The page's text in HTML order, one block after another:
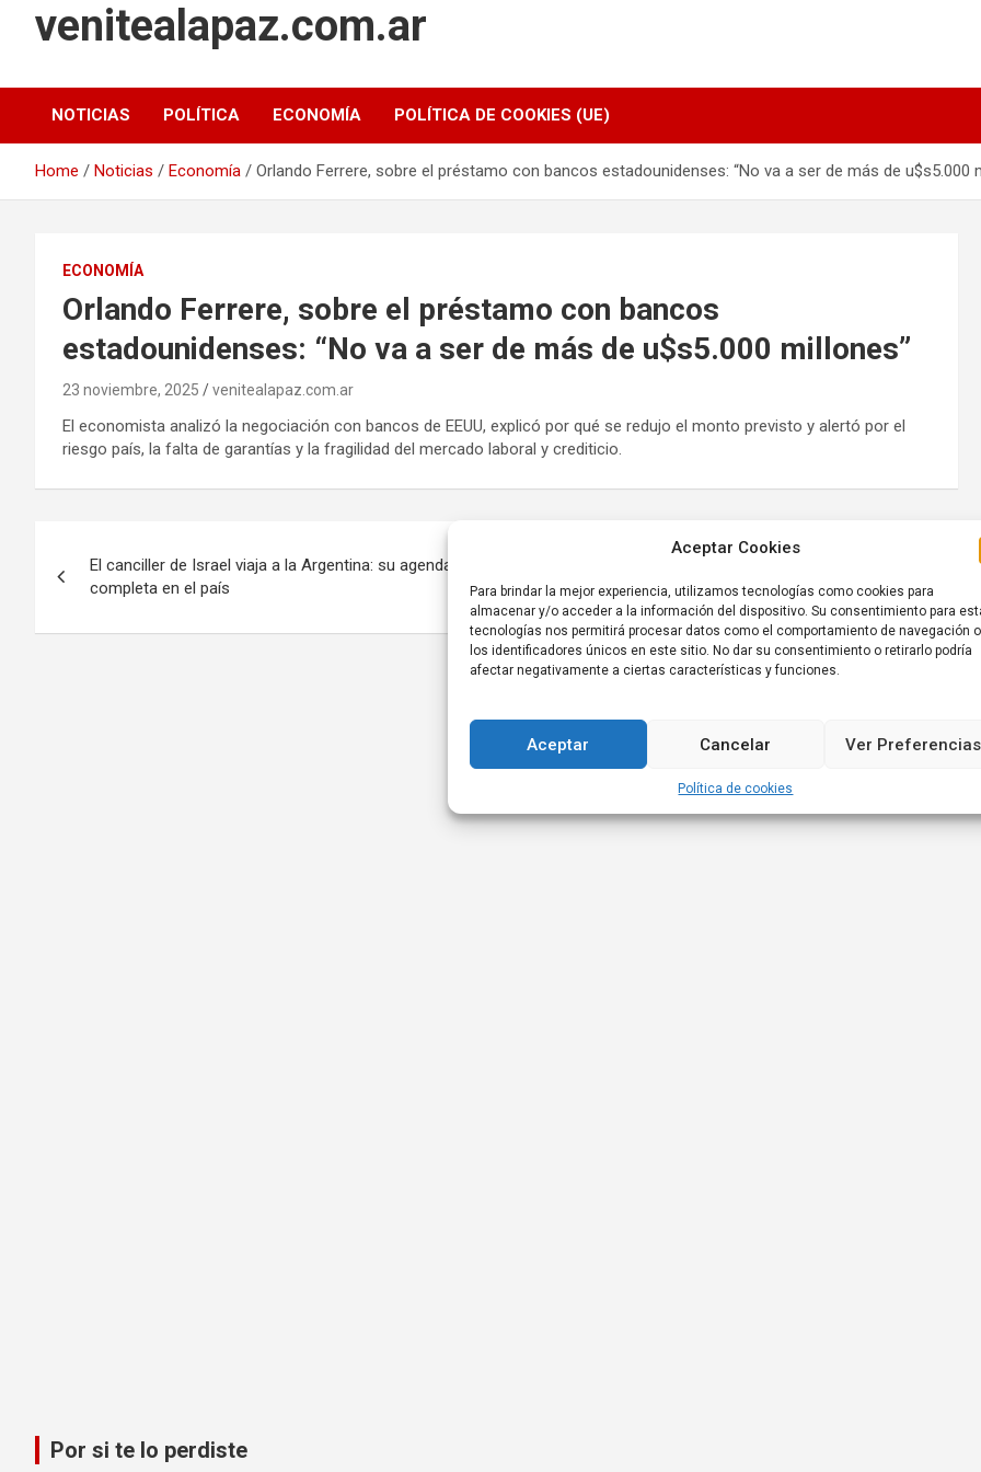
Aceptar Cookies
Para brindar la mejor experiencia, utilizamos tecnologías como cookies para
almacenar y/o acceder a la información del dispositivo. Su consentimiento para
tecnologías nos permitirá procesar datos como el comportamiento de navegación o
los identificadores únicos en este sitio. No dar su consentimiento o retirarlo podría
afectar negativamente a ciertas características y funciones.
Aceptar Cancelar Ver Preferencias
Política de cookies
venitealapaz.com.ar
NOTICIAS POLÍTICA ECONOMÍA POLÍTICA DE COOKIES (UE)
Home Noticias Economía Orlando Ferrere, sobre el préstamo con bancos estadounidenses: “No va a ser de más de u$s5.000
ECONOMÍA
Orlando Ferrere, sobre el préstamo con bancos
estadounidenses: “No va a ser de más de u$s5.000 millones”
23 noviembre, 2025 venitealapaz.com.ar
El economista analizó la negociación con bancos de EEUU, explicó por qué se redujo el monto previsto y alertó por el
riesgo país, la falta de garantías y la fragilidad del mercado laboral y crediticio.
de
entradas
El canciller de Israel viaja a la Argentina: su agenda
completa en el país
endeudamiento en la Legislatura
Por si te lo perdiste